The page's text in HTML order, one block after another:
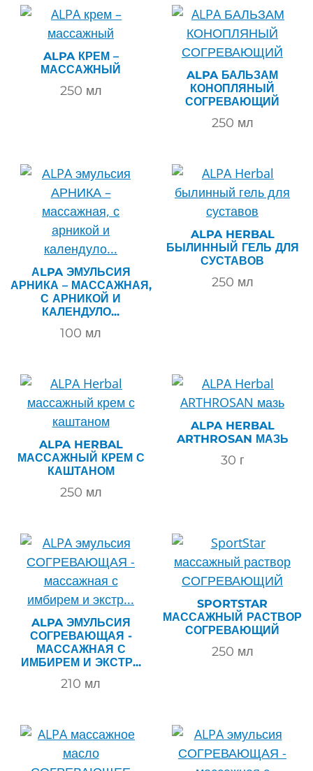
ALPA КРЕМ –
МАССАЖНЫЙ
250 мл
ALPA БАЛЬЗАМ
КОНОПЛЯНЫЙ
СОГРЕВАЮЩИЙ
250 мл
АLPA ЭМУЛЬСИЯ
АРНИКА – МАССАЖНАЯ,
С АРНИКОЙ И
КАЛЕНДУЛО...
100 мл
ALPA HERBAL
БЫЛИННЫЙ ГЕЛЬ ДЛЯ
СУСТАВОВ
250 мл
ALPA HERBAL
МАССАЖНЫЙ КРЕМ С
КАШТАНОМ
250 мл
ALPA HERBAL
ARTHROSAN МАЗЬ
30 г
ALPA ЭМУЛЬСИЯ
СОГРЕВАЮЩАЯ -
МАССАЖНАЯ С
ИМБИРЕМ И ЭКСТР...
210 мл
SPORTSTAR
МАССАЖНЫЙ РАСТВОР
СОГРЕВАЮЩИЙ
250 мл